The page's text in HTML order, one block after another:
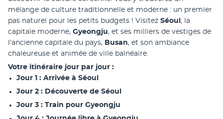
mélange de culture traditionnelle et moderne : un premier
pas naturel pour les petits budgets ! Visitez Séoul , la
capitale moderne, Gyeongju, et ses milliers de vestiges de
l'ancienne capitale du pays, Busan, et son ambiance
chaleureuse et animée de ville balnéaire.
Votre itinéraire jour par jour :
Jour 1 : Arrivée à Séoul
Jour 2 : Découverte de Séoul
Jour 3 : Train pour Gyeongju